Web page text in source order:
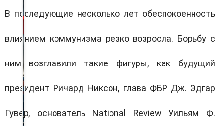
В последующие несколько лет обеспокоенность
влиянием коммунизма резко возросла. Борьбу с
ним возглавили такие фигуры, как будущий
президент Ричард Никсон, глава ФБР Дж. Эдгар
Гувер, основатель National Review Уильям Ф.